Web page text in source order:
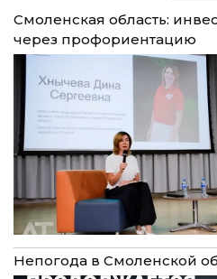
Смоленская область:
через профориентацию
Непогода в Смоленской